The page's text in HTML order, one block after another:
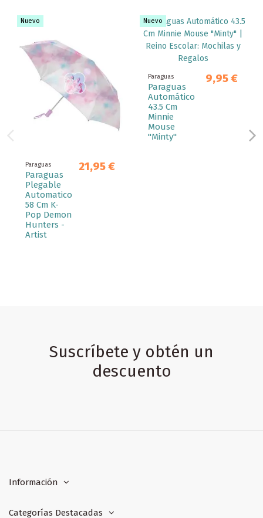
Nuevo
Paraguas
Paraguas
Plegable
Automatico
58 Cm K-
Pop Demon
Hunters -
Artist
21,95 €
Nuevo
Paraguas
Paraguas
Automático
43.5 Cm
Minnie
Mouse
"Minty"
9,95 €
Suscríbete y obtén un
descuento
Información
Categorías Destacadas